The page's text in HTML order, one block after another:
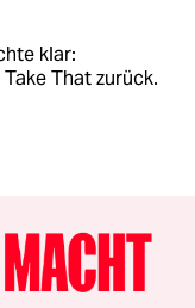
klar:
That zurück.